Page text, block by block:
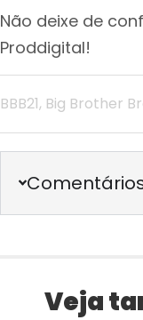
Não deixe de
Proddigital!
BBB21, Big Brother
Veja